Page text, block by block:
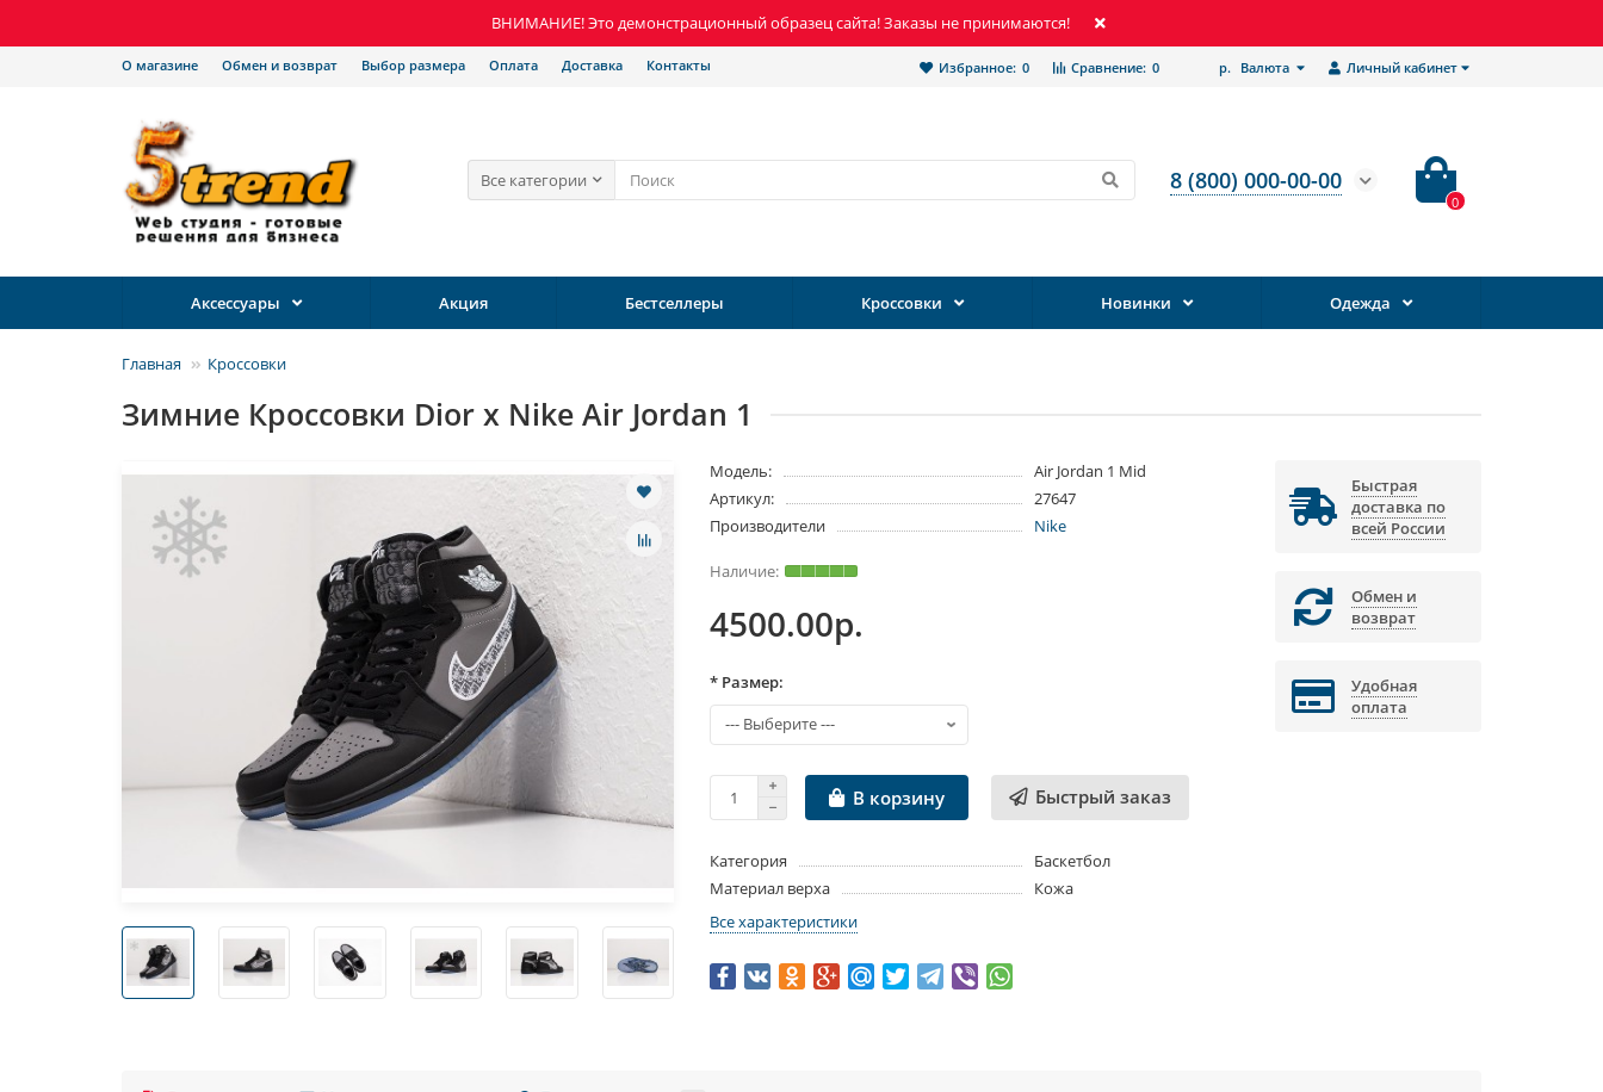
ВНИМАНИЕ! Это демонстрационный образец сайта! Заказы не принимаются!
Личный кабинет
р. Валюта
Сравнение: 0
Избранное: 0
О магазине Обмен и возврат Выбор размера Оплата Доставка Контакты
Все категории 8 (800) 000-00-00
0
Аксессуары Акция Бестселлеры Кроссовки Новинки Одежда
Главная Кроссовки
Зимние Кроссовки Dior x Nike Air Jordan 1
Модель:
Air Jordan 1 Mid
Артикул:
27647
Производители
Nike
4500.00р.
* Размер:
В корзину Быстрый заказ
Категория
Баскетбол
Материал верха
Кожа
Все характеристики
Быстрая
доставка по
всей России
Обмен и
возврат
Удобная
оплата